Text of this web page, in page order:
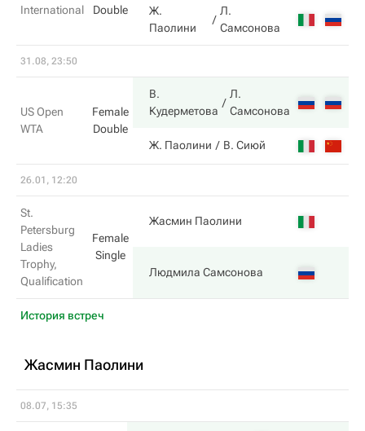
International
Double
Ж.
Паолини
Л.
Самсонова
31.08, 23:50
US Open
WTA
Female
Double
В.
Кудерметова
Л.
Самсонова
Ж. Паолини В. Сиюй
26.01, 12:20
St.
Petersburg
Ladies
Trophy,
Qualification
Female
Single
Жасмин Паолини
Людмила Самсонова
История встреч
Жасмин Паолини
08.07, 15:35